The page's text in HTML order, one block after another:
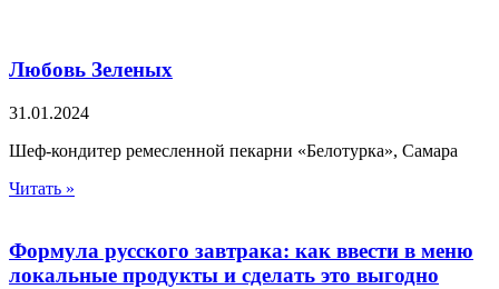
Любовь Зеленых
31.01.2024
Шеф-кондитер ремесленной пекарни «Белотурка», Самара
Читать »
Формула русского завтрака: как ввести в меню
локальные продукты и сделать это выгодно